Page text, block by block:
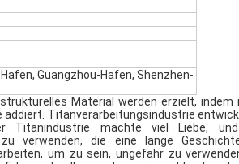
Guangzhou-Hafen, Shenzhen-
Material werden erzielt, indem
Titanverarbeitungsindustrie
machte viel Liebe,
verwenden, die eine lange
um zu sein, ungefähr zu